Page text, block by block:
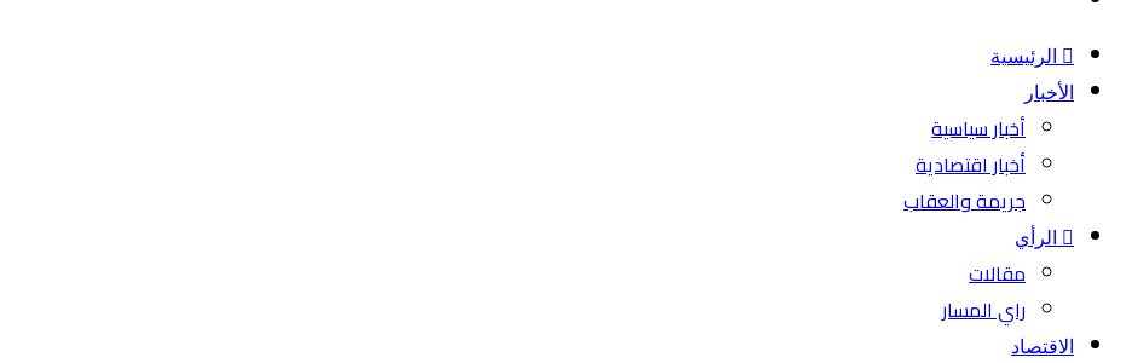
الرئيسية
الأخبار
أخبار سياسية
أخبار اقتصادية
جريمة والعقاب
الرأي
مقالات
راي المسار
الاقتصاد